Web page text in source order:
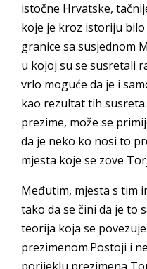
istočne Hrvatske,
koje je kroz istoriju
granice sa susjednom
u kojoj su se susretali
vrlo moguće da je i
kao rezultat tih
prezime, može se
da je neko ko nosi to
mjesta koje se zove
Međutim, mjesta s tim
tako da se čini da je to
teorija koja se
prezimenom.Postoji i